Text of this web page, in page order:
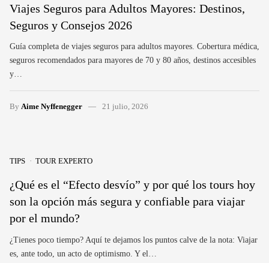
Viajes Seguros para Adultos Mayores: Destinos,
Seguros y Consejos 2026
Guía completa de viajes seguros para adultos mayores. Cobertura médica,
seguros recomendados para mayores de 70 y 80 años, destinos accesibles
y…
By Aime Nyffenegger 21 julio, 2026
TIPS TOUR EXPERTO
¿Qué es el “Efecto desvío” y por qué los tours hoy
son la opción más segura y confiable para viajar
por el mundo?
¿Tienes poco tiempo? Aquí te dejamos los puntos calve de la nota: Viajar
es, ante todo, un acto de optimismo. Y el…